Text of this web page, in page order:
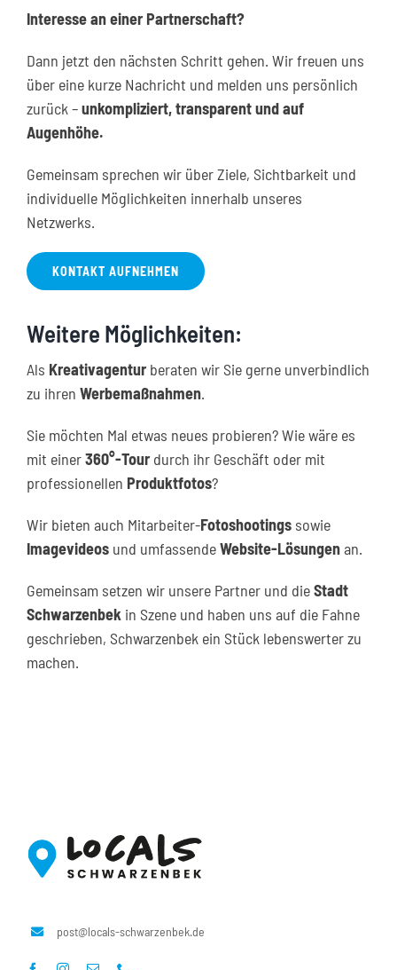
Interesse an einer Partnerschaft?
Dann jetzt den nächsten Schritt gehen. Wir freuen uns
über eine kurze Nachricht und melden uns persönlich
zurück –unkompliziert, transparent und auf
Augenhöhe.
Gemeinsam sprechen wir über Ziele, Sichtbarkeit und
individuelle Möglichkeiten innerhalb unseres
Netzwerks.
KONTAKT AUFNEHMEN
Weitere Möglichkeiten:
Als Kreativagenturberaten wir Sie gerne unverbindlich
zu ihren Werbemaßnahmen.
Sie möchten Mal etwas neues probieren? Wie wäre es
mit einer360°-Tourdurch ihr Geschäft oder mit
professionellen Produktfotos?
Wir bieten auch Mitarbeiter-Fotoshootingssowie
Imagevideosund umfassendeWebsite-Lösungenan.
Gemeinsam setzen wir unsere Partner und dieStadt
Schwarzenbek in Szene und haben uns auf die Fahne
geschrieben, Schwarzenbek ein Stück lebenswerter zu
machen.
post@locals-schwarzenbek.de